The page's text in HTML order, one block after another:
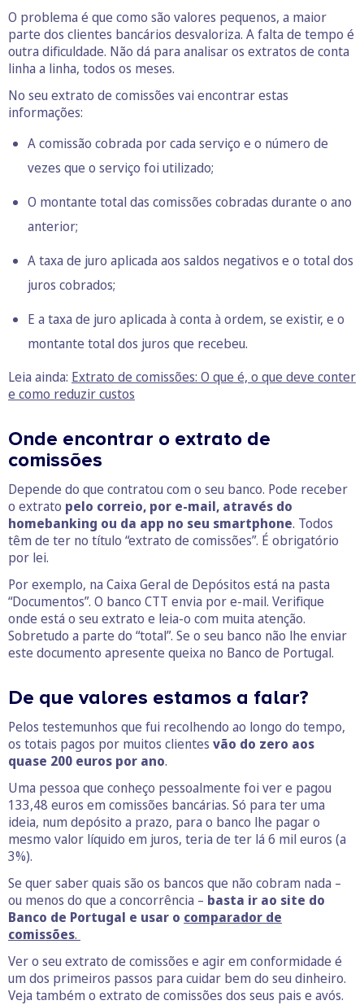
O problema é que como são valores pequenos, a maior
parte dos clientes bancários desvaloriza. A falta de tempo é
outra dificuldade. Não dá para analisar os extratos de conta
linha a linha, todos os meses.
No seu extrato de comissões vai encontrar estas
informações:
A comissão cobrada por cada serviço e o número de
vezes que o serviço foi utilizado;
O montante total das comissões cobradas durante o ano
anterior;
A taxa de juro aplicada aos saldos negativos e o total dos
juros cobrados;
E a taxa de juro aplicada à conta à ordem, se existir, e o
montante total dos juros que recebeu.
Leia ainda: Extrato de comissões: O que é, o que deve conter
e como reduzir custos
Onde encontrar o extrato de
comissões
Depende do que contratou com o seu banco. Pode receber
o extrato pelo correio, por e-mail, através do
homebanking ou da app no seu smartphone. Todos
têm de ter no título “extrato de comissões”. É obrigatório
por lei.
Por exemplo, na Caixa Geral de Depósitos está na pasta
“Documentos”. O banco CTT envia por e-mail. Verifique
onde está o seu extrato e leia-o com muita atenção.
Sobretudo a parte do “total”. Se o seu banco não lhe enviar
este documento apresente queixa no Banco de Portugal.
De que valores estamos a falar?
Pelos testemunhos que fui recolhendo ao longo do tempo,
os totais pagos por muitos clientes vão do zero aos
quase 200 euros por ano.
Uma pessoa que conheço pessoalmente foi ver e pagou
133,48 euros em comissões bancárias. Só para ter uma
ideia, num depósito a prazo, para o banco lhe pagar o
mesmo valor líquido em juros, teria de ter lá 6 mil euros (a
3%).
Se quer saber quais são os bancos que não cobram nada –
ou menos do que a concorrência – basta ir ao site do
Banco de Portugal e usar o comparador de
comissões.
Ver o seu extrato de comissões e agir em conformidade é
um dos primeiros passos para cuidar bem do seu dinheiro.
Veja também o extrato de comissões dos seus pais e avós.